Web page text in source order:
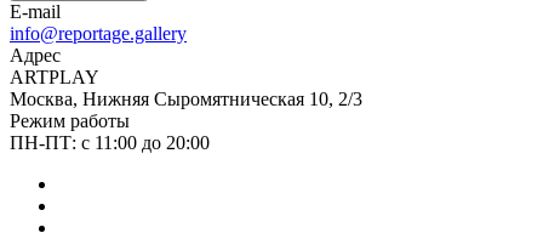
E-mail
info@reportage.gallery
Адрес
ARTPLAY
Москва, Нижняя Сыромятническая 10, 2/3
Режим работы
ПН-ПТ: с 11:00 до 20:00